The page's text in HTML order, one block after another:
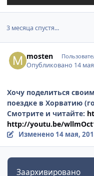
3 месяца спустя...
mosten
Опубликовано 14
Хочу поделиться
поездке в Хорватию
Смотрите и читайте:
http://youtu.be/
Изменено 14 мая,
Заархивировано